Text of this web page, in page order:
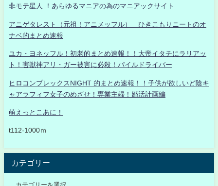
非モテ星人 ！あらゆるマニアの為のマニアックサイト
アニゲタレスト（元祖！アニメッフル） ひきこもりニートのオ
ナベ的まとめ速報
ユカ・ヨネッフル！初老的まとめ速報！！大帝イタチにラリアッ
ト！害獣神アリ・ガー被害に必殺！パイルドライバー
ヒロコンプレックスNIGHT 的まとめ速報！！子供が欲しいど陰キ
ャアラフィフ女子のめざせ！専業主婦！婚活計画編
萌えっとこあに！
t112-1000ｍ
カテゴリー